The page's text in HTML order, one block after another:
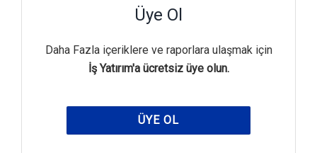
Üye Ol
Daha Fazla içeriklere ve raporlara ulaşmak için
İş Yatırım'a ücretsiz üye olun.
ÜYE OL